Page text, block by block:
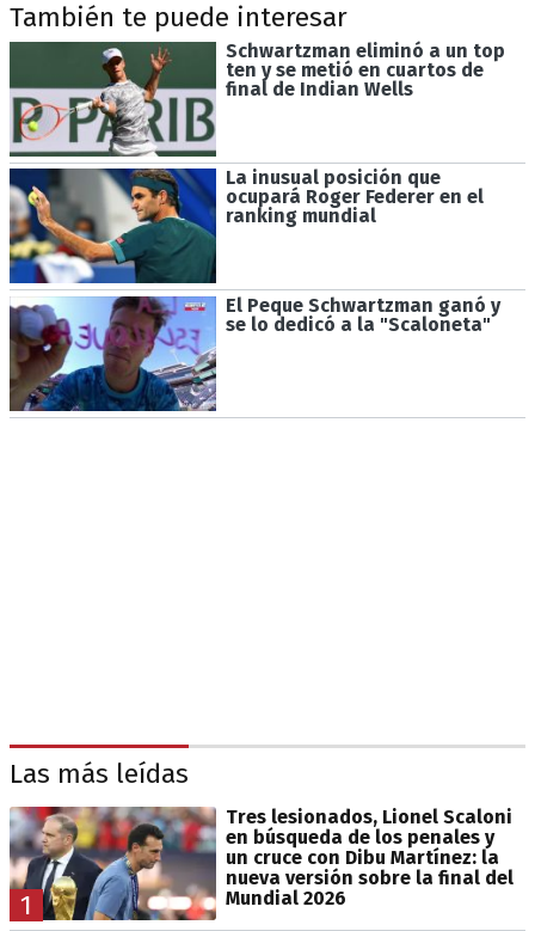
También te puede interesar
Schwartzman eliminó a un top
ten y se metió en cuartos de
final de Indian Wells
La inusual posición que
ocupará Roger Federer en el
ranking mundial
El Peque Schwartzman ganó y
se lo dedicó a la "Scaloneta"
Las más leídas
1
Tres lesionados, Lionel Scaloni
en búsqueda de los penales y
un cruce con Dibu Martínez: la
nueva versión sobre la final del
Mundial 2026